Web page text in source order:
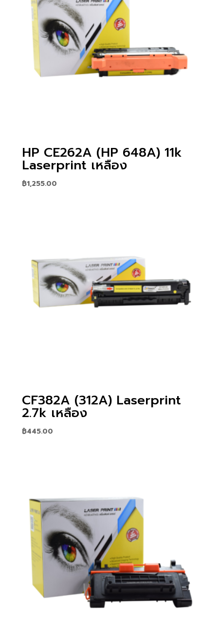
HP CE262A (HP 648A) 11k
Laserprint เหลือง
฿1,255.00
CF382A (312A) Laserprint
2.7k เหลือง
฿445.00